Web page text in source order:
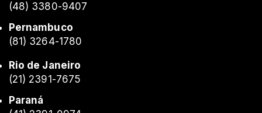
(48) 3380-9407
Pernambuco
(81) 3264-1780
Rio de Janeiro
(21) 2391-7675
Paraná